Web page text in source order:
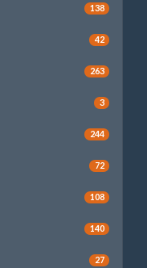
138
42
263
3
244
72
108
140
27